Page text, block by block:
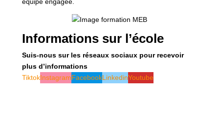
Informations sur l’école
Suis-nous sur les réseaux sociaux pour recevoir
plus d’informations
TiktokInstagramFacebookLinkedinYoutube